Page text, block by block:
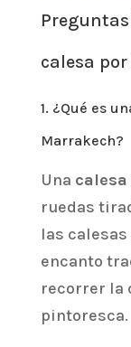
calesa
1. ¿Qué es
Marrakech?
Una calesa
ruedas
las
encanto
recorrer la
pintoresca.